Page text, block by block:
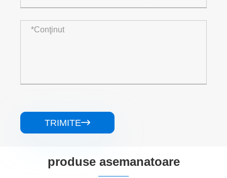
TRIMITE
produse asemanatoare